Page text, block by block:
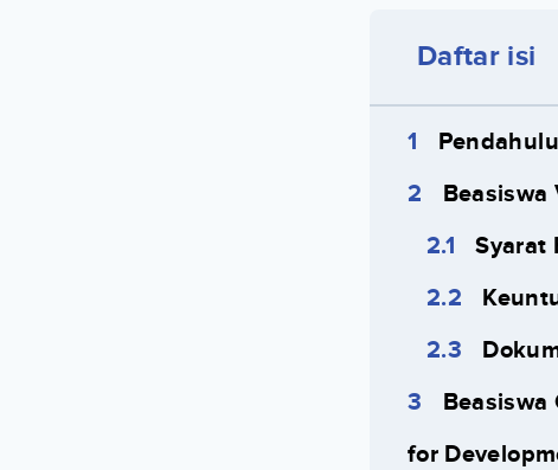
Daftar isi
Beasiswa
Syarat
Beasiswa
for